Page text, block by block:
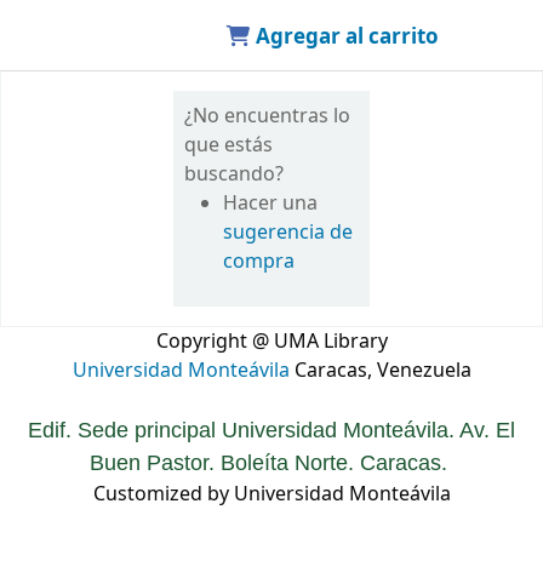
Agregar al carrito
¿No encuentras lo
que estás
buscando?
Hacer una
sugerencia de
compra
Copyright @ UMA Library
Universidad Monteávila Caracas, Venezuela
Edif. Sede principal Universidad Monteávila. Av. El
Buen Pastor. Boleíta Norte. Caracas.
Customized by Universidad Monteávila